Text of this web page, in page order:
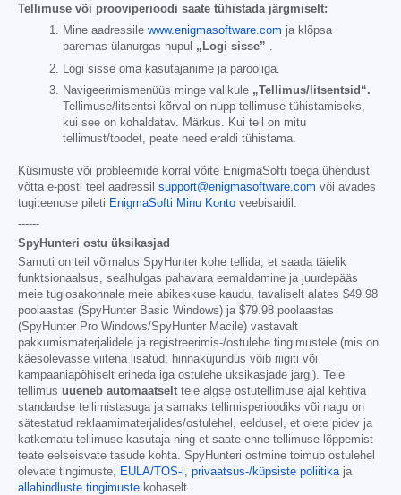
Tellimuse või prooviperioodi saate tühistada järgmiselt:
Mine aadressile www.enigmasoftware.com ja klõpsa
paremas ülanurgas nupul „Logi sisse” .
Logi sisse oma kasutajanime ja parooliga.
Navigeerimismenüüs minge valikule „Tellimus/litsentsid“.
Tellimuse/litsentsi kõrval on nupp tellimuse tühistamiseks,
kui see on kohaldatav. Märkus. Kui teil on mitu
tellimust/toodet, peate need eraldi tühistama.
Küsimuste või probleemide korral võite EnigmaSofti toega ühendust
võtta e-posti teel aadressil support@enigmasoftware.com või avades
tugiteenuse pileti EnigmaSofti Minu Konto veebisaidil.
------
SpyHunteri ostu üksikasjad
Samuti on teil võimalus SpyHunter kohe tellida, et saada täielik
funktsionaalsus, sealhulgas pahavara eemaldamine ja juurdepääs
meie tugiosakonnale meie abikeskuse kaudu, tavaliselt alates $49.98
poolaastas (SpyHunter Basic Windows) ja $79.98 poolaastas
(SpyHunter Pro Windows/SpyHunter Macile) vastavalt
pakkumismaterjalidele ja registreerimis-/ostulehe tingimustele (mis on
käesolevasse viitena lisatud; hinnakujundus võib riigiti või
kampaaniapõhiselt erineda iga ostulehe üksikasjade järgi). Teie
tellimus uueneb automaatselt teie algse ostutellimuse ajal kehtiva
standardse tellimistasuga ja samaks tellimisperioodiks või nagu on
sätestatud reklaamimaterjalides/ostulehel, eeldusel, et olete pidev ja
katkematu tellimuse kasutaja ning et saate enne tellimuse lõppemist
teate eelseisvate tasude kohta. SpyHunteri ostmine toimub ostulehel
olevate tingimuste, EULA/TOS-i, privaatsus-/küpsiste poliitikaja
allahindluste tingimuste kohaselt.